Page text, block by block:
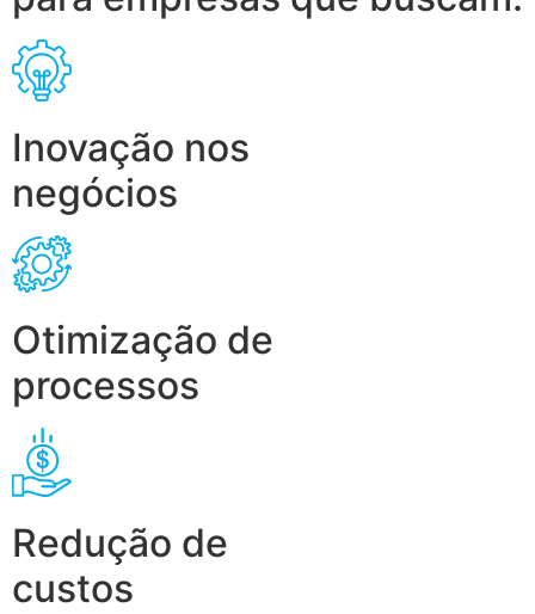
Inovação nos
negócios
Otimização de
processos
Redução de
custos